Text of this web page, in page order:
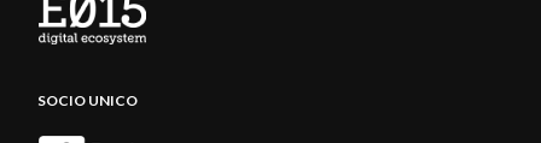
SOCIO UNICO